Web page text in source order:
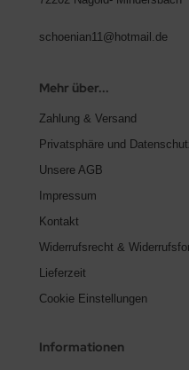
schoenian11@hotmail.de
Mehr über...
Zahlung & Versand
Privatsphäre und
Unsere AGB
Impressum
Kontakt
Widerrufsrecht &
Lieferzeit
Cookie Einstellungen
Informationen